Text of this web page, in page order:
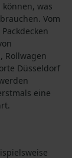
was
Vom
Rollwagen
Düsseldorf
eine